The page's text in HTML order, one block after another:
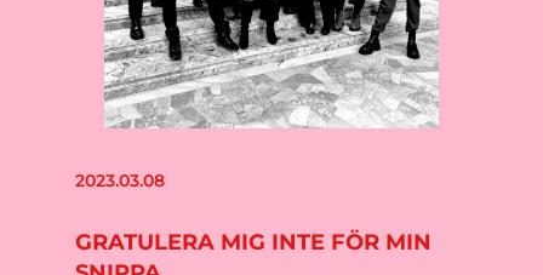
2023.03.08
GRATULERA MIG INTE FÖR MIN